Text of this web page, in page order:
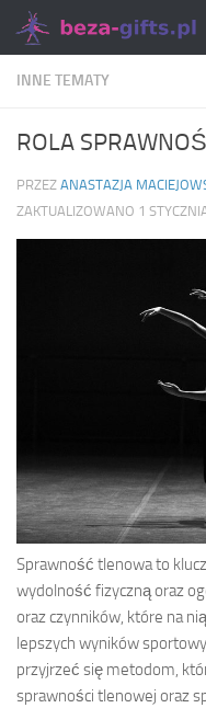
Skip to content
INNE TEMATY
ROLA
PRZEZ ANASTAZJA
ZAKTUALIZOWANO 1
Sprawność tlenowa to
wydolność fizyczną oraz
oraz czynników, które na
lepszych wyników
przyjrzeć się metodom,
sprawności tlenowej oraz